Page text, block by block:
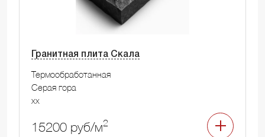
Гранитная плита Скала
Термообработанная
Серая гора
xx
15200 руб/м2